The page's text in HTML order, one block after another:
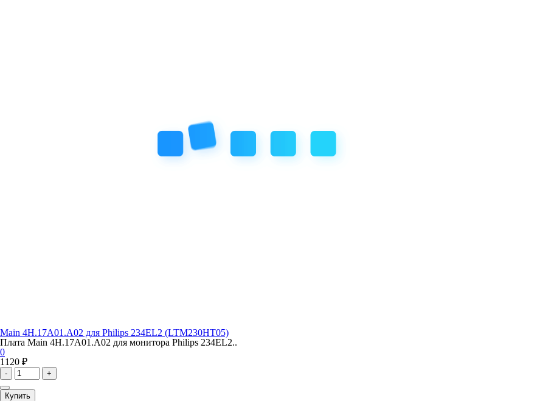
Main 4H.17A01.A02 для Philips 234EL2 (LTM230HT05)
Плата Main 4H.17A01.A02 для монитора Philips 234EL2..
0
1120 ₽
- +
Купить